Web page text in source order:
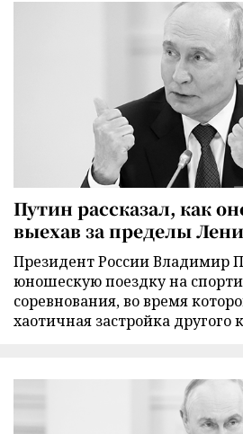
Путин рассказал, как
выехав за пределы
Президент России Владимир
юношескую поездку на
соревнования, во время
хаотичная застройка другого